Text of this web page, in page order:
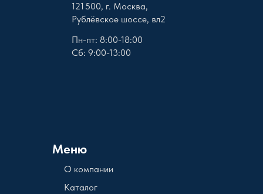
Меню
121 500, г. Москва,
Рублёвское шоссе, вл2
О компании
Пн-пт: 8:00-18:00
Сб: 9:00-13:00
Каталог